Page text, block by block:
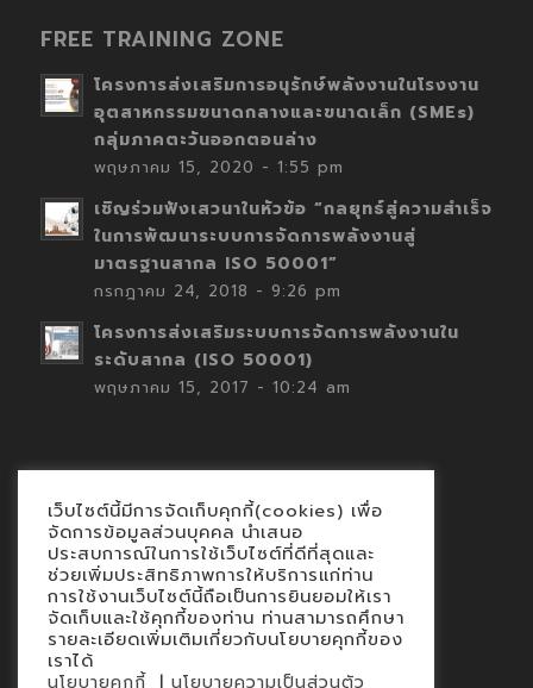
FREE TRAINING ZONE
โครงการส่งเสริมการอนุรักษ์พลังงานในโรงงาน
อุตสาหกรรมขนาดกลางและขนาดเล็ก (SMEs)
กลุ่มภาคตะวันออกตอนล่าง
พฤษภาคม 15, 2020 - 1:55 pm
เชิญร่วมฟังเสวนาในหัวข้อ “กลยุทธ์สู่ความสำเร็จ
ในการพัฒนาระบบการจัดการพลังงานสู่
มาตรฐานสากล ISO 50001”
กรกฎาคม 24, 2018 - 9:26 pm
โครงการส่งเสริมระบบการจัดการพลังงานใน
ระดับสากล (ISO 50001)
พฤษภาคม 15, 2017 - 10:24 am
Contact
นโยบายคุกกี้
นโยบายข้อมูลส่วนบุคคล
เว็บไซต์นี้มีการจัดเก็บคุกกี้(cookies) เพื่อ
จัดการข้อมูลส่วนบุคคล นำเสนอ
ประสบการณ์ในการใช้เว็บไซต์ที่ดีที่สุดและ
ช่วยเพิ่มประสิทธิภาพการให้บริการแก่ท่าน
การใช้งานเว็บไซต์นี้ถือเป็นการยินยอมให้เรา
จัดเก็บและใช้คุกกี้ของท่าน ท่านสามารถศึกษา
รายละเอียดเพิ่มเติมเกี่ยวกับนโยบายคุกกี้ของ
เราได้
นโยบายคุกกี้ | นโยบายความเป็นส่วนตัว